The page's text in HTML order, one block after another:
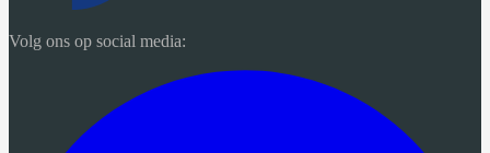
Volg ons op social media: